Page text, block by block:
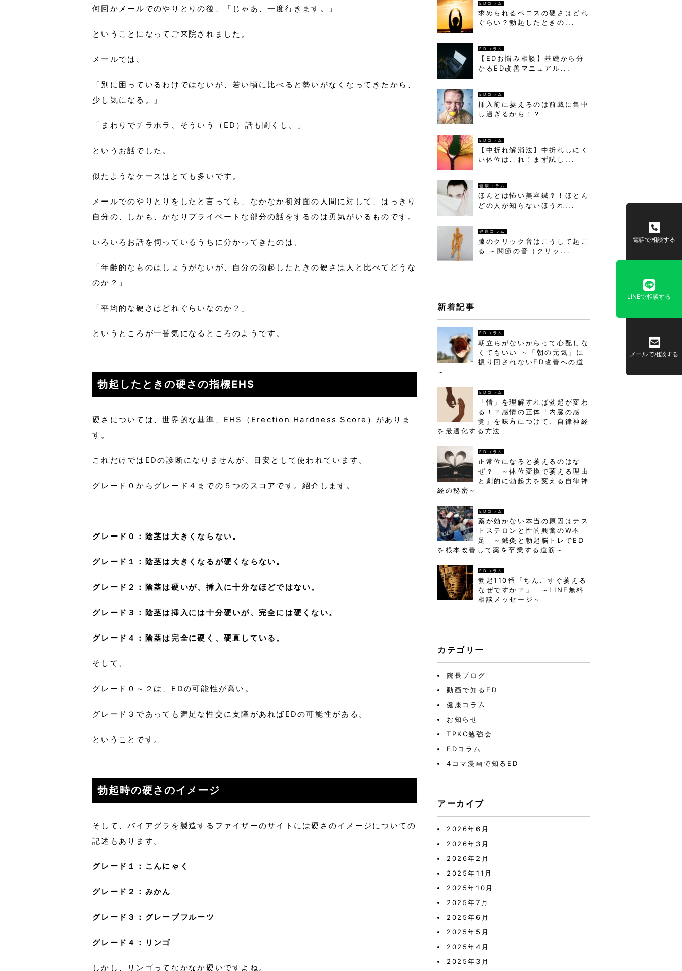
何回かメールでのやりとりの後、「じゃあ、一度行きます。」
ということになってご来院されました。
メールでは、
「別に困っているわけではないが、若い頃に比べると勢いがなくなってきたから、
少し気になる。」
「まわりでチラホラ、そういう（ED）話も聞くし。」
というお話でした。
似たようなケースはとても多いです。
メールでのやりとりをしたと言っても、なかなか初対面の人間に対して、はっきり
自分の、しかも、かなりプライベートな部分の話をするのは勇気がいるものです。
いろいろお話を伺っているうちに分かってきたのは、
「年齢的なものはしょうがないが、自分の勃起したときの硬さは人と比べてどうな
のか？」
「平均的な硬さはどれぐらいなのか？」
というところが一番気になるところのようです。
勃起したときの硬さの指標EHS
硬さについては、世界的な基準、EHS（Erection Hardness Score）がありま
す。
これだけではEDの診断になりませんが、目安として使われています。
グレード０からグレード４までの５つのスコアです。紹介します。
グレード０：陰茎は大きくならない。
グレード１：陰茎は大きくなるが硬くならない。
グレード２：陰茎は硬いが、挿入に十分なほどではない。
グレード３：陰茎は挿入には十分硬いが、完全には硬くない。
グレード４：陰茎は完全に硬く、硬直している。
そして、
グレード０～２は、EDの可能性が高い。
グレード３であっても満足な性交に支障があればEDの可能性がある。
ということです。
勃起時の硬さのイメージ
そして、バイアグラを製造するファイザーのサイトには硬さのイメージについての
記述もあります。
グレード１：こんにゃく
グレード２：みかん
グレード３：グレープフルーツ
グレード４：リンゴ
しかし、リンゴってなかなか硬いですよね。
EDコラム
求められるペニスの硬さはどれ
ぐらい？勃起したときの...
EDコラム
【EDお悩み相談】基礎から分
かるED改善マニュアル...
EDコラム
挿入前に萎えるのは前戯に集中
し過ぎるから！？
EDコラム
【中折れ解消法】中折れしにく
い体位はこれ！まず試し...
健康コラム
ほんとは怖い美容鍼？！ほとん
どの人が知らないほうれ...
健康コラム
膝のクリック音はこうして起こ
る ～関節の音（クリッ...
新着記事
EDコラム
朝立ちがないからって心配しな
くてもいい ～「朝の元気」に
振り回されないED改善への道
～
EDコラム
「情」を理解すれば勃起が変わ
る！？感情の正体「内臓の感
覚」を味方につけて、自律神経
を最適化する方法
EDコラム
正常位になると萎えるのはな
ぜ？ ～体位変換で萎える理由
と劇的に勃起力を変える自律神
経の秘密～
EDコラム
薬が効かない本当の原因はテス
トステロンと性的興奮のW不
足 ～鍼灸と勃起脳トレでED
を根本改善して薬を卒業する道筋～
EDコラム
勃起110番「ちんこすぐ萎える
なぜですか？」 ～LINE無料
相談メッセージ～
カテゴリー
院長ブログ
動画で知るED
健康コラム
お知らせ
TPKC勉強会
EDコラム
4コマ漫画で知るED
アーカイブ
2026年6月
2026年3月
2026年2月
2025年11月
2025年10月
2025年7月
2025年6月
2025年5月
2025年4月
2025年3月
電話で相談する
LINEで相談する
メールで相談する